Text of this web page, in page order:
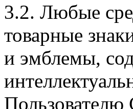
3.2. Любые
товарные
и эмблемы,
Пользователю